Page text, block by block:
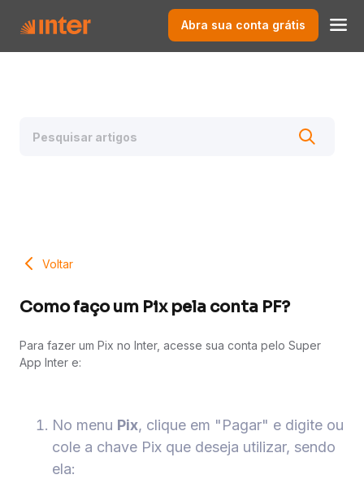
Abra sua conta grátis
Voltar
Como faço um Pix pela conta PF?
Para fazer um Pix no Inter, acesse sua conta pelo Super
App Inter e:
No menu Pix, clique em "Pagar" e digite ou
cole a chave Pix que deseja utilizar, sendo
ela: